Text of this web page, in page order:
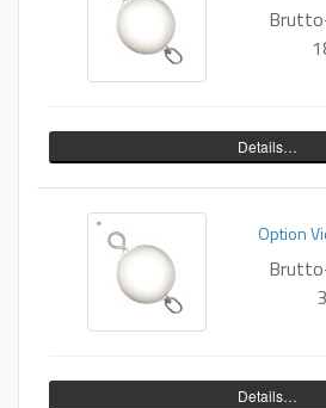
Details…
Option
Details…